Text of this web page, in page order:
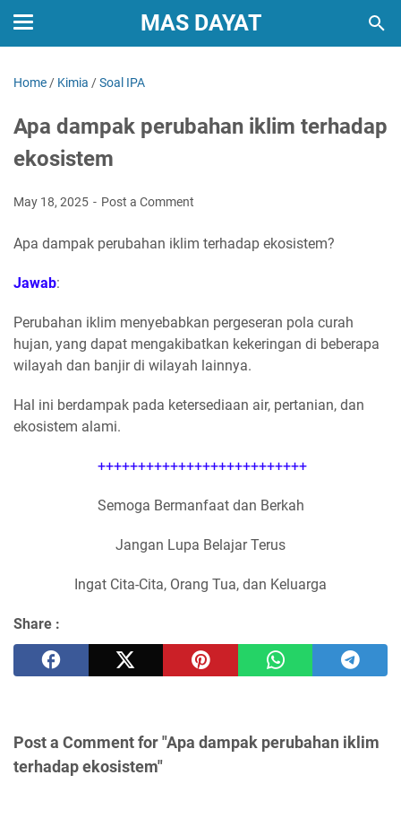
MAS DAYAT
Home / Kimia /Soal IPA
Apa dampak perubahan iklim terhadap
ekosistem
May 18, 2025 Post a Comment
Apa dampak perubahan iklim terhadap ekosistem?
Jawab:
Perubahan iklim menyebabkan pergeseran pola curah
hujan, yang dapat mengakibatkan kekeringan di beberapa
wilayah dan banjir di wilayah lainnya.
Hal ini berdampak pada ketersediaan air, pertanian, dan
ekosistem alami.
++++++++++++++++++++++++++
Semoga Bermanfaat dan Berkah
Jangan Lupa Belajar Terus
Ingat Cita-Cita, Orang Tua, dan Keluarga
Share :
Post a Comment for "Apa dampak perubahan iklim
terhadap ekosistem"